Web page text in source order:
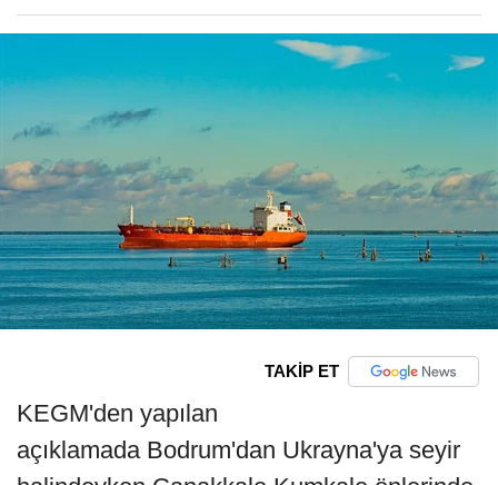
TAKİP ET
KEGM'den yapılan
açıklamada Bodrum'dan Ukrayna'ya seyir